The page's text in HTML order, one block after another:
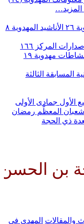
المهدوية٨
١٦٦
١٩
الأولى
رمضان
عليه
المهدي في